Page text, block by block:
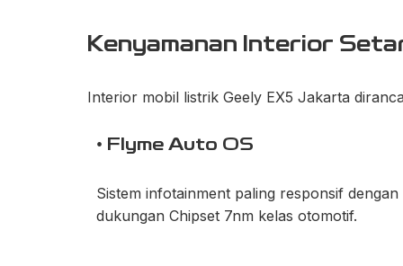
Kenyamanan Interior
Interior mobil listrik Geely EX5 Jakarta
• Flyme Auto OS
Sistem infotainment paling responsif dengan
dukungan Chipset 7nm kelas otomotif.